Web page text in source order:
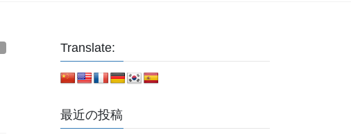
Translate:
最近の投稿